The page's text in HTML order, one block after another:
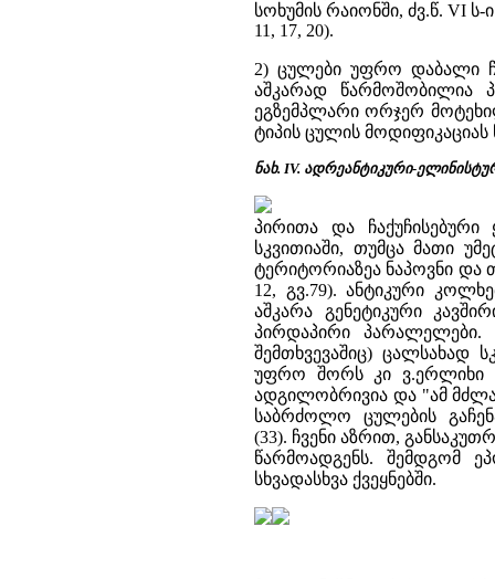
სოხუმის რაიონში, ძვ.წ. VI
11, 17, 20).
2) ცულები უფრო დაბალი
აშკარად წარმოშობილია
ეგზემპლარი ორჯერ
ტიპის ცულის მოდიფიკაციას
ნახ. IV. ადრეანტიკური-
პირითა და
სკვითიაში, თუმცა მათი
ტერიტორიაზეა ნაპოვნი და
12, გვ.79). ანტიკური
აშკარა გენეტიკური
პირდაპირი პარალელები.
შემთხვევაშიც) ცალსახად
უფრო შორს კი ვ.ერლიხი
ადგილობრივია და "ამ
საბრძოლო ცულების
(33). ჩვენი აზრით,
წარმოადგენს. შემდგომ
სხვადასხვა ქვეყნებში.